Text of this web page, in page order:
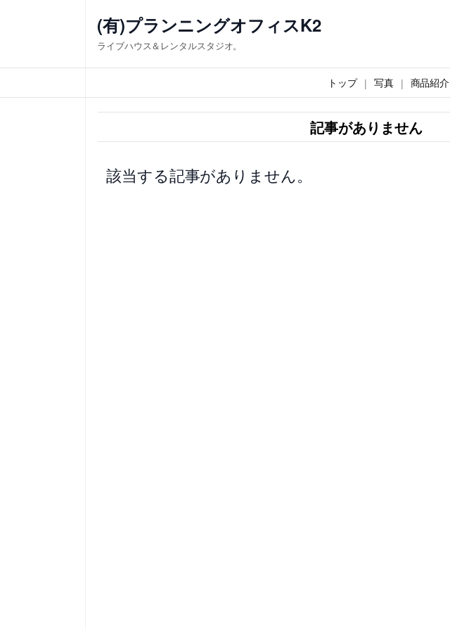
ス
キ
(有)プランニングオフィスK2
ライブハウス＆レンタルスタジオ。
トップ 写真 商品紹介
記事がありません
該当する記事がありません。